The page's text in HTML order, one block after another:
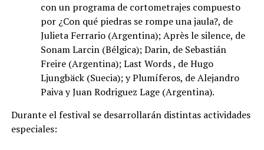
con un programa de cortometrajes compuesto
por ¿Con qué piedras se rompe una jaula?, de
Julieta Ferrario (Argentina); Après le silence, de
Sonam Larcin (Bélgica); Darin, de Sebastián
Freire (Argentina); Last Words , de Hugo
Ljungbäck (Suecia); y Plumíferos, de Alejandro
Paiva y Juan Rodriguez Lage (Argentina).
Durante el festival se desarrollarán distintas actividades
especiales: